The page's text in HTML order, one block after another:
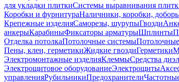
для укладки плиткиСистемы выравнивания
Коробки и фурнитураНаличники, коробки,
Крепежные изделияСаморезы, шурупыГвозди
анкерыКарабиныФиксаторы арматурыШплинты
Отделка потолкаПотолочные системы
Пены, клеи, герметикиЖидкие гвоздиГерметики
Электромонтажные изделияКлеммыСредства
Электрощитовое оборудованиеЭлектрощиты
управленияРубильникиПредохранители